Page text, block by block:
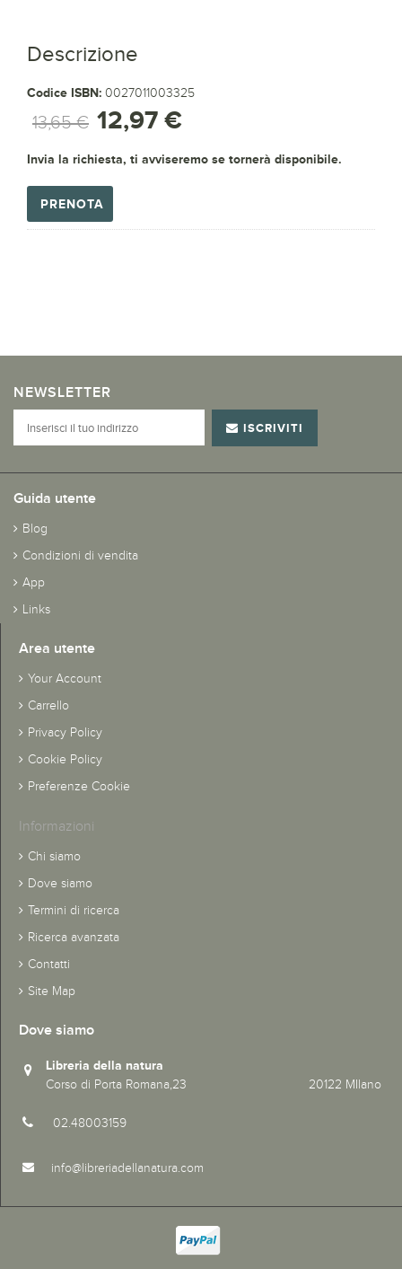
Descrizione
Codice ISBN: 0027011003325
13,65 € 12,97 €
Invia la richiesta, ti avviseremo se tornerà disponibile.
PRENOTA
NEWSLETTER
ISCRIVITI
Guida utente
Blog
Condizioni di vendita
App
Links
Area utente
Your Account
Carrello
Privacy Policy
Cookie Policy
Preferenze Cookie
Informazioni
Chi siamo
Dove siamo
Termini di ricerca
Ricerca avanzata
Contatti
Site Map
Dove siamo
Libreria della natura
Corso di Porta Romana,23 20122 MIlano
02.48003159
info@libreriadellanatura.com